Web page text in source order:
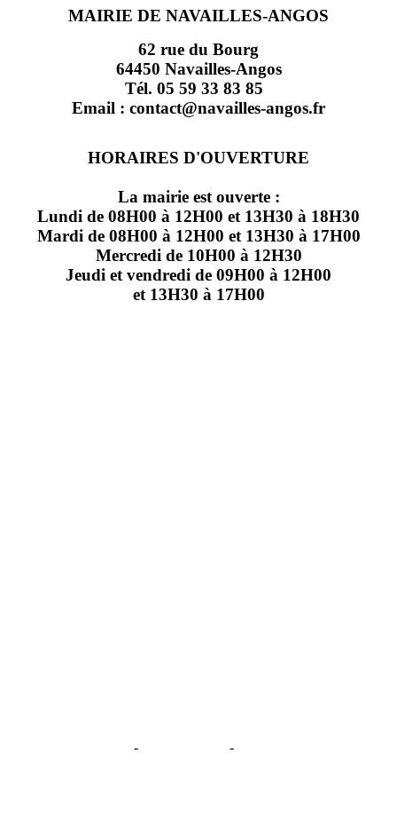
MAIRIE DE NAVAILLES-ANGOS
62 rue du Bourg
64450 Navailles-Angos
Tél. 05 59 33 83 85
Email : contact@navailles-angos.fr
HORAIRES D'OUVERTURE
La mairie est ouverte :
Lundi de 08H00 à 12H00 et 13H30 à 18H30
Mardi de 08H00 à 12H00 et 13H30 à 17H00
Mercredi de 10H00 à 12H30
Jeudi et vendredi de 09H00 à 12H00
et 13H30 à 17H00
- -